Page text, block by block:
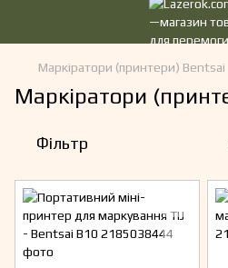
Маркіратори (принтери) Bentsai
Маркіратори
Фільтр